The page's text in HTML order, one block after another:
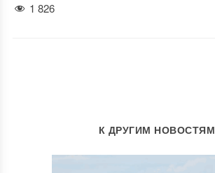
1 826
К ДРУГИМ НОВОСТЯМ